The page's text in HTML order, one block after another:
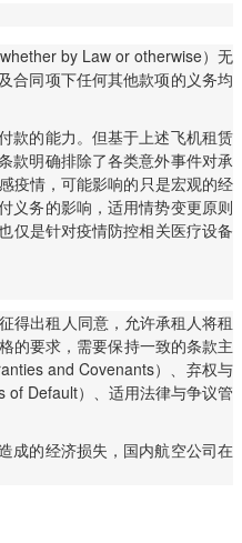
by Law or otherwise）无
合同项下任何其他款项的义务均
款的能力。但基于上述飞机租赁
款明确排除了各类意外事件对承
疫情，可能影响的只是宏观的经
义务的影响，适用情势变更原则
仅是针对疫情防控相关医疗设备
得出租人同意，允许承租人将租
的要求，需要保持一致的条款主
and Covenants）、弃权与
Default）、适用法律与争议管
成的经济损失，国内航空公司在